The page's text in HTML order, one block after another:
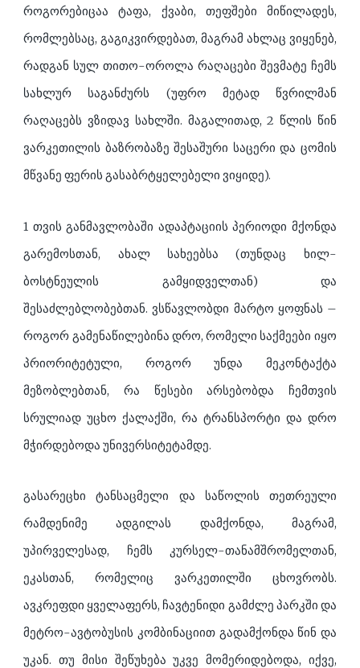
როგორებიცაა ტაფა, ქვაბი, თეფშები მიწილადეს,
რომლებსაც, გაგიკვირდებათ, მაგრამ ახლაც ვიყენებ,
რადგან სულ თითო-ოროლა რაღაცები შევმატე ჩემს
სახლურ საგანძურს (უფრო მეტად წვრილმან
რაღაცებს ვზიდავ სახლში. მაგალითად, 2 წლის წინ
ვარკეთილის ბაზრობაზე შესაშური საცერი და ცომის
მწვანე ფერის გასაბრტყელებელი ვიყიდე).
1 თვის განმავლობაში ადაპტაციის პერიოდი მქონდა
გარემოსთან, ახალ სახეებსა (თუნდაც ხილ-
ბოსტნეულის გამყიდველთან) და
შესაძლებლობებთან. ვსწავლობდი მარტო ყოფნას –
როგორ გამენაწილებინა დრო, რომელი საქმეები იყო
პრიორიტეტული, როგორ უნდა მეკონტაქტა
მეზობლებთან, რა წესები არსებობდა ჩემთვის
სრულიად უცხო ქალაქში, რა ტრანსპორტი და დრო
მჭირდებოდა უნივერსიტეტამდე.
გასარეცხი ტანსაცმელი და საწოლის თეთრეული
რამდენიმე ადგილას დამქონდა, მაგრამ,
უპირველესად, ჩემს კურსელ-თანამშრომელთან,
ეკასთან, რომელიც ვარკეთილში ცხოვრობს.
ავკრეფდი ყველაფერს, ჩავტენიდი გამძლე პარკში და
მეტრო-ავტობუსის კომბინაციით გადამქონდა წინ და
უკან. თუ მისი შეწუხება უკვე მომერიდებოდა, იქვე,